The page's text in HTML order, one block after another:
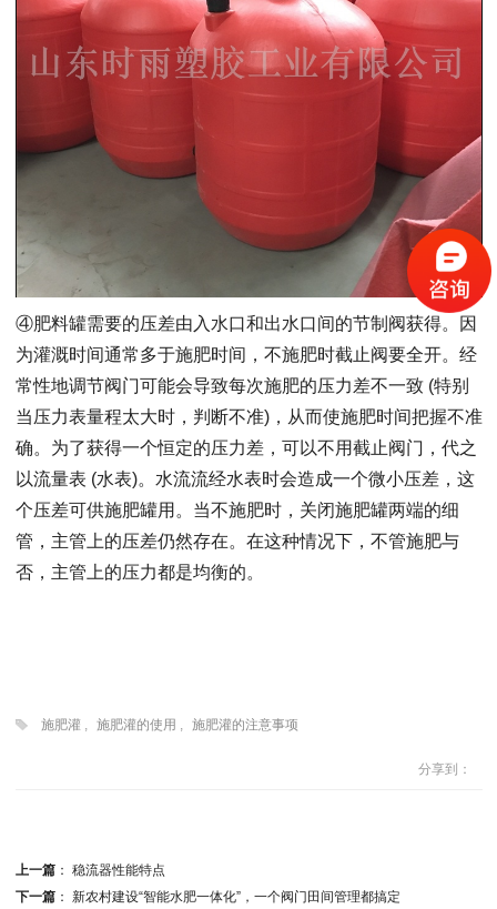
④肥料罐需要的压差由入水口和出水口间的节制阀获得。因
为灌溉时间通常多于施肥时间，不施肥时截止阀要全开。经
常性地调节阀门可能会导致每次施肥的压力差不一致 (特别
当压力表量程太大时，判断不准)，从而使施肥时间把握不准
确。为了获得一个恒定的压力差，可以不用截止阀门，代之
以流量表 (水表)。水流流经水表时会造成一个微小压差，这
个压差可供施肥罐用。当不施肥时，关闭施肥罐两端的细
管，主管上的压差仍然存在。在这种情况下，不管施肥与
否，主管上的压力都是均衡的。
施肥灌, 施肥灌的使用 施肥灌的注意事项
分享到：
上一篇： 稳流器性能特点
下一篇： 新农村建设“智能水肥一体化”，一个阀门田间管理都搞定